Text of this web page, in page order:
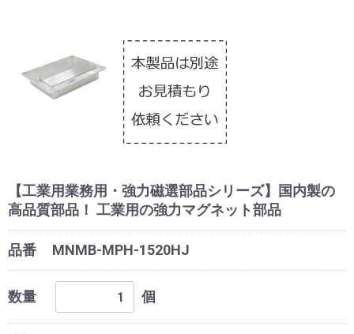
【工業用業務用・強力磁選部品シリーズ】国内製の
高品質部品！ 工業用の強力マグネット部品
品番 MNMB-MPH-1520HJ
数量 個